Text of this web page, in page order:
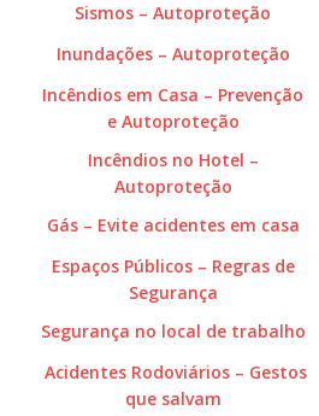
Sismos – Autoproteção
Inundações – Autoproteção
Incêndios em Casa – Prevenção
e Autoproteção
Incêndios no Hotel –
Autoproteção
Gás – Evite acidentes em casa
Espaços Públicos – Regras de
Segurança
Segurança no local de trabalho
Acidentes Rodoviários – Gestos
que salvam